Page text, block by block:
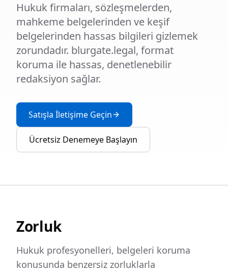
Hukuk firmaları, sözleşmelerden,
mahkeme belgelerinden ve keşif
belgelerinden hassas bilgileri gizlemek
zorundadır. blurgate.legal, format
koruma ile hassas, denetlenebilir
redaksiyon sağlar.
Satışla İletişime Geçin
Ücretsiz Denemeye Başlayın
Zorluk
Hukuk profesyonelleri, belgeleri koruma
konusunda benzersiz zorluklarla